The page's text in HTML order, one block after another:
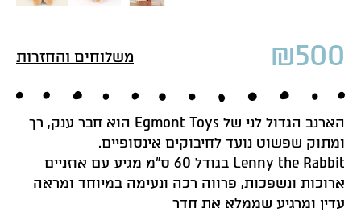
₪500 משלוחים והחזרות
הארנב הגדול לני של Egmont Toys הוא חבר ענק, רך
ומתוק שפשוט נועד לחיבוקים אינסופיים.
Lenny the Rabbit בגודל 60 ס”מ מגיע עם אוזניים
ארוכות ונשפכות, פרווה רכה ונעימה במיוחד ומראה
עדין ומרגיע שממלא את חדר